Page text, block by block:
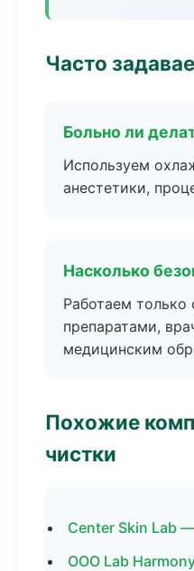
Часто
Больно ли
Используем
анестетики,
Насколько
Работаем только
препаратами,
медицинским
Похожие
чистки
Center Skin Lab
ООО Lab